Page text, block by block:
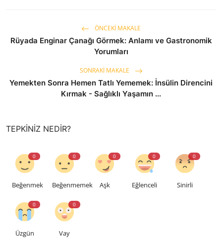
ÖNCEKI MAKALE
Rüyada Enginar Çanağı Görmek: Anlamı ve Gastronomik
Yorumları
SONRAKI MAKALE
Yemekten Sonra Hemen Tatlı Yememek: İnsülin Direncini
Kırmak - Sağlıklı Yaşamın ...
TEPKINIZ NEDIR?
0
Beğenmek
0
Beğenmemek
0
Aşk
0
Eğlenceli
0
Sinirli
0
Üzgün
0
Vay